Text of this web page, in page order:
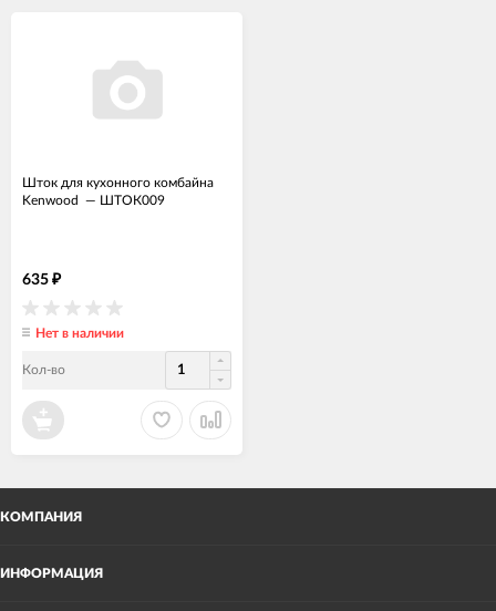
Шток для кухонного комбайна
Kenwood — ШТОК009
635 ₽
Нет в наличии
Кол-во
КОМПАНИЯ
ИНФОРМАЦИЯ